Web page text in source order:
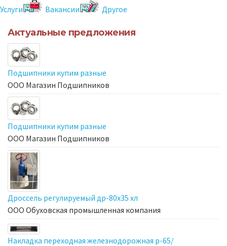
Услуги
Вакансии Другое
Актуальные предложения
Подшипники купим разные
ООО Магазин Подшипников
Подшипники купим разные
ООО Магазин Подшипников
Дроссель регулируемый др-80х35 хл
ООО Обуховская промышленная компания
Накладка переходная железнодорожная р-65/